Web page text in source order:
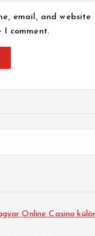
email, and website
comment.
Online Casino